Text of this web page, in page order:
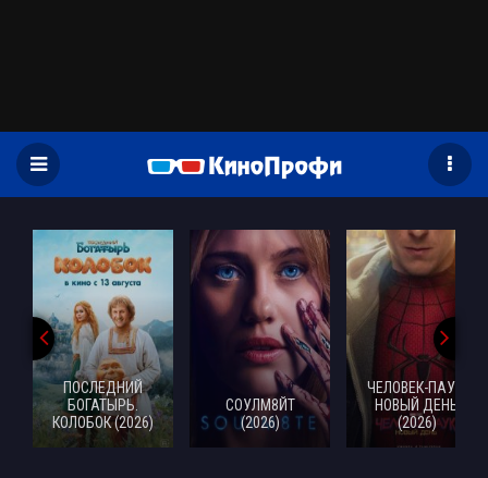
ПОСЛЕДНИЙ
БОГАТЫРЬ.
КОЛОБОК (2026)
СОУЛМ8ЙТ
(2026)
ЧЕЛОВЕК-ПАУК:
НОВЫЙ ДЕНЬ
(2026)